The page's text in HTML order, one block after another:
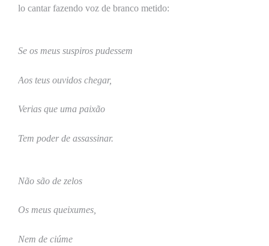
lo cantar fazendo voz de branco metido:
Se os meus suspiros pudessem
Aos teus ouvidos chegar,
Verias que uma paixão
Tem poder de assassinar.
Não são de zelos
Os meus queixumes,
Nem de ciúme